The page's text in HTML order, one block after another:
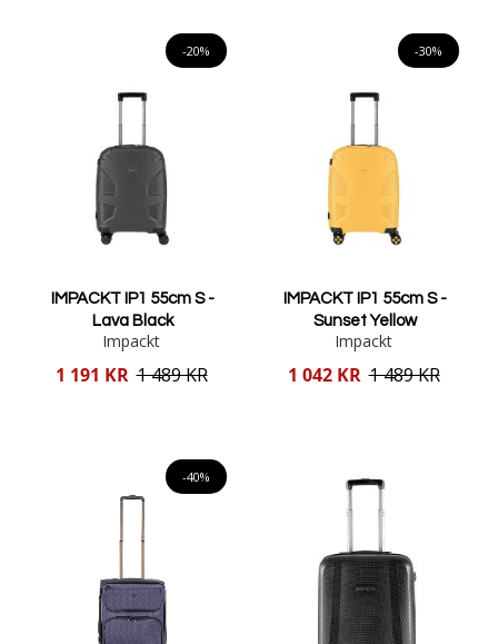
-20%
IMPACKT IP1 55cm S -
Lava Black
Impackt
Reducerat
1 191 KR 1 489 KR
-30%
IMPACKT IP1 55cm S -
Sunset Yellow
Impackt
Reducerat
1 042 KR 1 489 KR
-40%